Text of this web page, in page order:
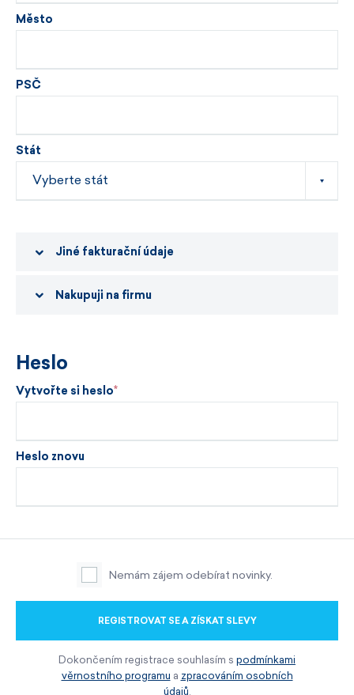
Město
PSČ
Stát
Jiné fakturační údaje
Nakupuji na firmu
Heslo
Vytvořte si heslo
Heslo znovu
Nemám zájem odebírat novinky.
REGISTROVAT SE A ZÍSKAT SLEVY
Dokončením registrace souhlasím s podmínkami
věrnostního programu a zpracováním osobních
údajů.